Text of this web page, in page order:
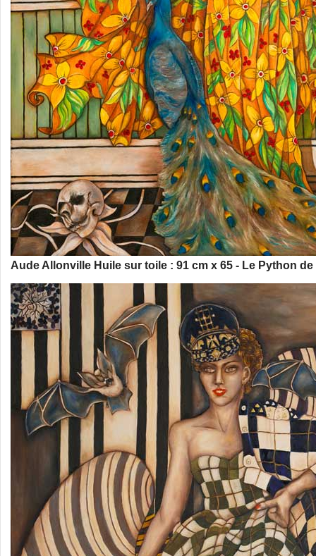
Aude Allonville Huile sur toile : 91 cm x 65 - Le Python de